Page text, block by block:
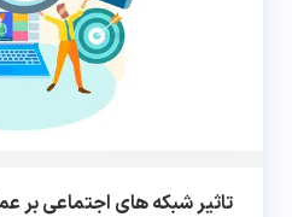
تاثیر شبکه های اجتماعی بر